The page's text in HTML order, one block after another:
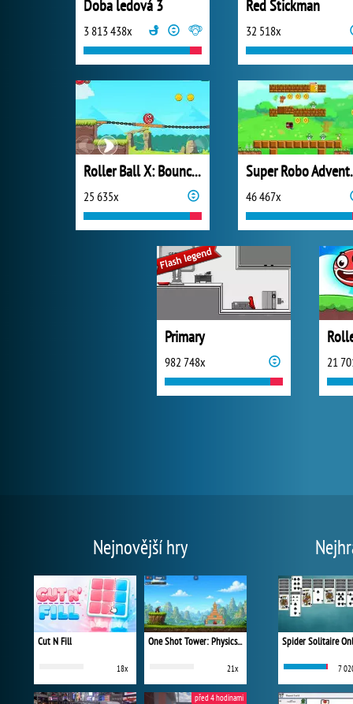
Doba ledová 3
3 813 438x
Red Stickman
32 518x
Roller Ball X: Bounce Ball
25 635x 46 467x
Primary
982 748x 21
Nejnovější hry
Cut N Fill
18x
One Shot Tower: Physics Destroyer
21x
před 4 hodinami
Spider Solitaire
7